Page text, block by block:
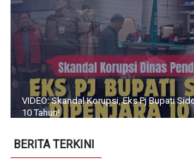
VIDEO: Skandal Korupsi, Eks Pj Bupati
10 Tahun!
BERITA TERKINI